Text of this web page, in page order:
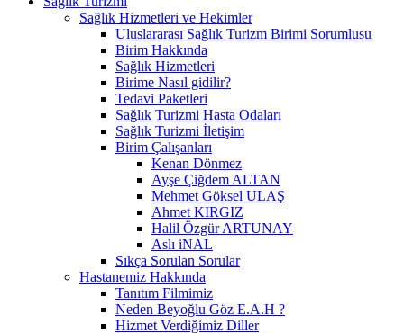
Sağlık Hizmetleri ve Hekimler
Uluslararası Sağlık Turizm Birimi Sorumlusu
Birim Hakkında
Sağlık Hizmetleri
Birime Nasıl gidilir?
Tedavi Paketleri
Sağlık Turizmi Hasta Odaları
Sağlık Turizmi İletişim
Birim Çalışanları
Kenan Dönmez
Ayşe Çiğdem ALTAN
Mehmet Göksel ULAŞ
Ahmet KIRGIZ
Halil Özgür ARTUNAY
Aslı iNAL
Sıkça Sorulan Sorular
Hastanemiz Hakkında
Tanıtım Filmimiz
Neden Beyoğlu Göz E.A.H ?
Hizmet Verdiğimiz Diller